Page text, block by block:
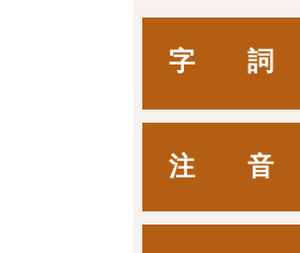
字 詞
注 音